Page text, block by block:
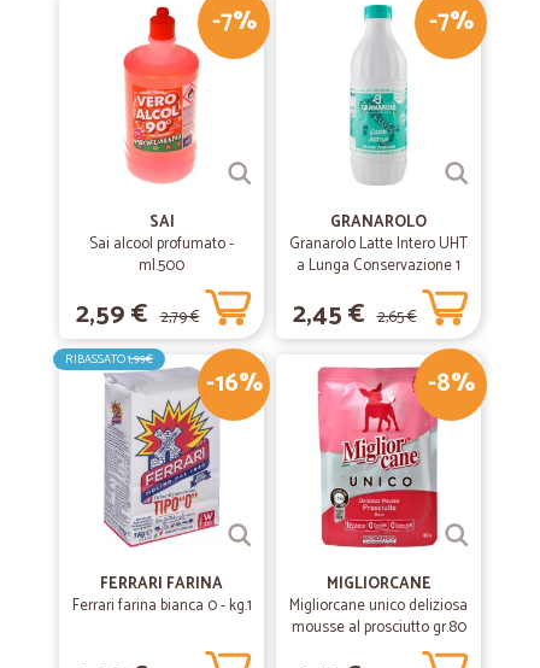
-7%
SAI
Sai alcool profumato -
ml.500
2,59 € 2,79 €
-7%
GRANAROLO
Granarolo Latte Intero UHT
a Lunga Conservazione 1
2,45 € 2,65 €
-16%
RIBASSATO1,99€
FERRARI FARINA
Ferrari farina bianca 0 - kg.1
-8%
MIGLIORCANE
Migliorcane unico deliziosa
mousse al prosciutto gr.80